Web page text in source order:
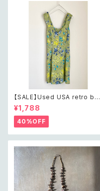
【SALE】Used USA retro bot
anical flower salopette sh
ort pants レトロ アメリカ ユー
ズド 古着 ライトグリーン ボタニ
カル フラワー サロペット ショー
トパンツ
¥1,788
40%OFF